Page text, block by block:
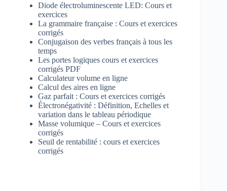
Diode électroluminescente LED: Cours et
exercices
La grammaire française : Cours et exercices
corrigés
Conjugaison des verbes français à tous les
temps
Les portes logiques cours et exercices
corrigés PDF
Calculateur volume en ligne
Calcul des aires en ligne
Gaz parfait : Cours et exercices corrigés
Électronégativité : Définition, Echelles et
variation dans le tableau périodique
Masse volumique – Cours et exercices
corrigés
Seuil de rentabilité : cours et exercices
corrigés